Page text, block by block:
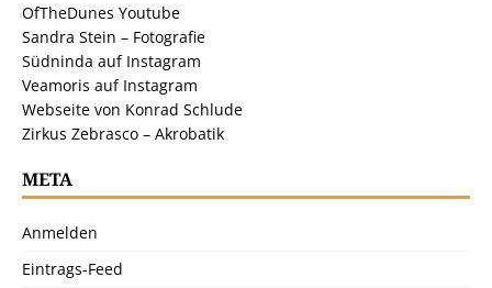
OfTheDunes Youtube
Sandra Stein – Fotografie
Südninda auf Instagram
Veamoris auf Instagram
Webseite von Konrad Schlude
Zirkus Zebrasco – Akrobatik
META
Anmelden
Eintrags-Feed